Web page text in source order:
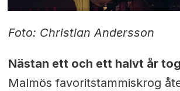
Foto: Christian Andersson
Nästan ett och ett halvt år
Malmös favoritstammiskrog